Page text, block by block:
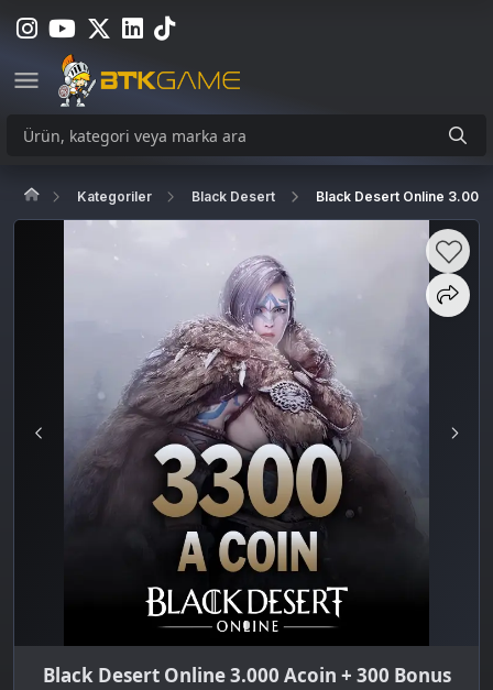
Kategoriler Black Desert Black Desert Online 3.000
Black Desert Online 3.000 Acoin + 300 Bonus